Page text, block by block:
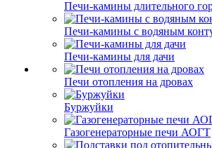
Печи-камины длительного
Печи-камины с водяным
Печи-камины для дачи
Печи отопления на дровах
Буржуйки
Газогенераторные печи АОГТ